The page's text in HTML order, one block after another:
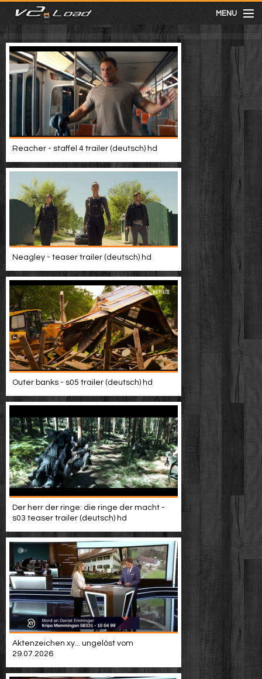
MENU
meist gesehen
neuste
kategorien
Menu
mit facebook anmelden
Informationen
Video suchen
Reacher - staffel 4 trailer (deutsch) hd
Neagley - teaser trailer (deutsch) hd
Outer banks - s05 trailer (deutsch) hd
Der herr der ringe: die ringe der macht -
s03 teaser trailer (deutsch) hd
Aktenzeichen xy... ungelöst vom
29.07.2026